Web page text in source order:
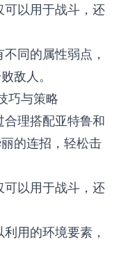
可以用于战斗，还
同的属性弱点，
敌人。
巧与策略
合理搭配亚特鲁和
的连招，轻松击
可以用于战斗，还
用的环境要素，